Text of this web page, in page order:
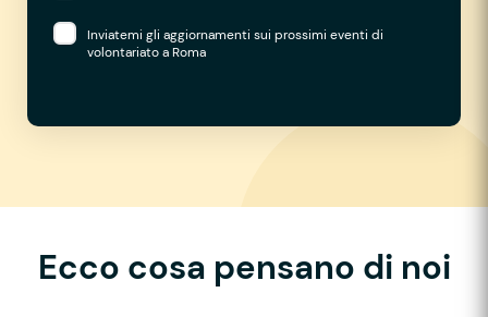
Inviatemi gli aggiornamenti sui prossimi eventi di
volontariato a Roma
Ecco cosa pensano di noi